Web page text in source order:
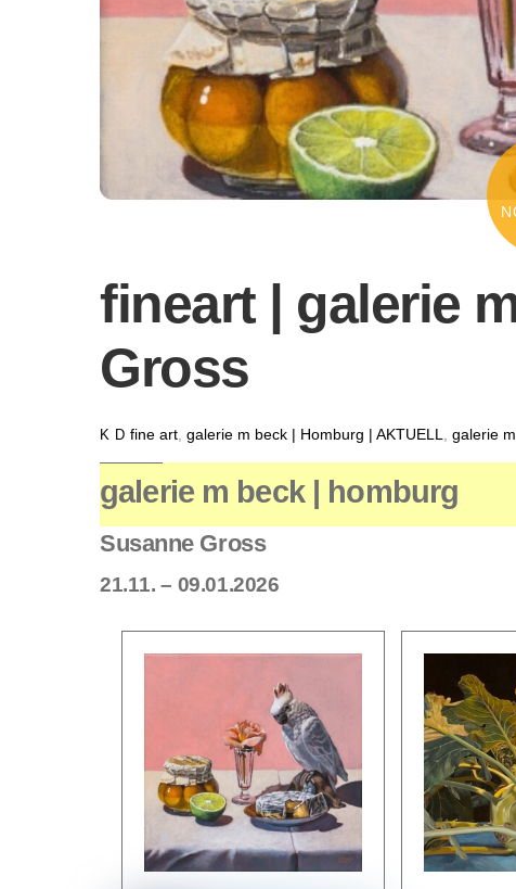
fineart | galerie
Gross
K D fine art, galerie m beck | Homburg | AKTUELL galerie
galerie m beck | homburg
Susanne Gross
21.11. – 09.01.2026